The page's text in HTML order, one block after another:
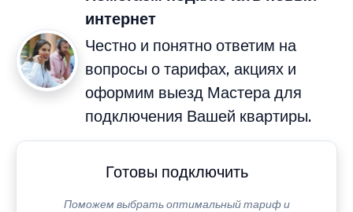
интернет
Честно и понятно ответим на
вопросы о тарифах, акциях и
оформим выезд Мастера для
подключения Вашей квартиры.
Готовы подключить
Поможем выбрать оптимальный тариф и